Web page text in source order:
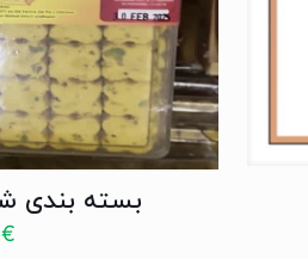
بسته بندی
€